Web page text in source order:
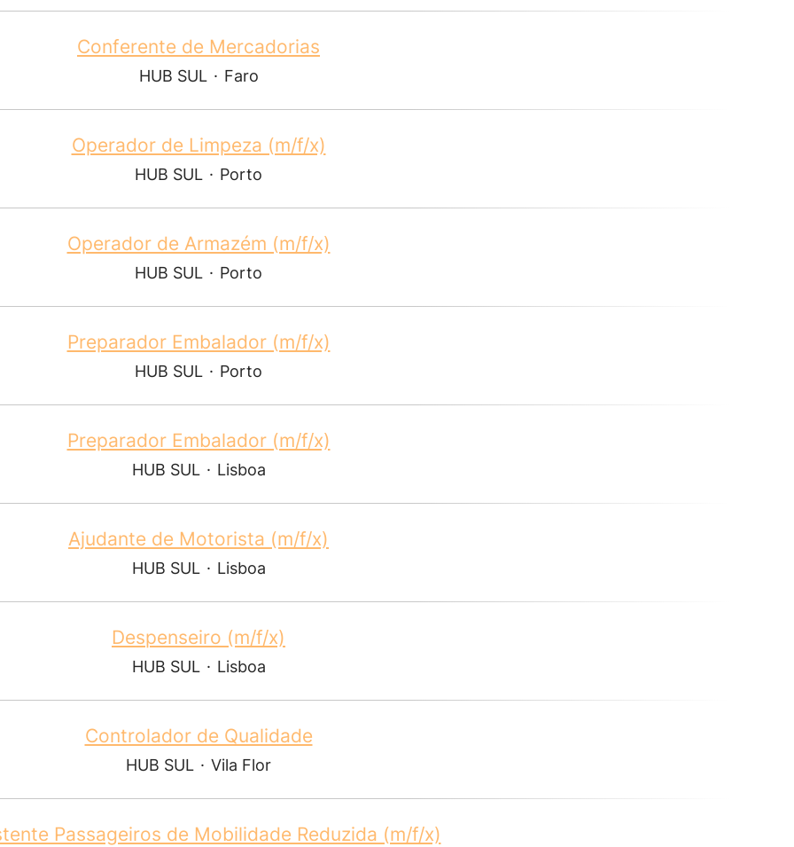
Conferente de Mercadorias
HUB SUL · Faro
Operador de Limpeza (m/f/x)
HUB SUL · Porto
Operador de Armazém (m/f/x)
HUB SUL · Porto
Preparador Embalador (m/f/x)
HUB SUL · Porto
Preparador Embalador (m/f/x)
HUB SUL · Lisboa
Ajudante de Motorista (m/f/x)
HUB SUL · Lisboa
Despenseiro (m/f/x)
HUB SUL · Lisboa
Controlador de Qualidade
HUB SUL · Vila Flor
Passageiros de Mobilidade Reduzida (m/f/x)